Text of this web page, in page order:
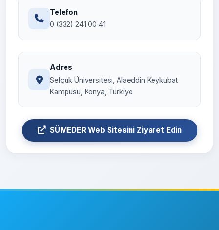
Telefon
0 (332) 241 00 41
Adres
Selçuk Üniversitesi, Alaeddin Keykubat
Kampüsü, Konya, Türkiye
SÜMEDER Web Sitesini Ziyaret Edin